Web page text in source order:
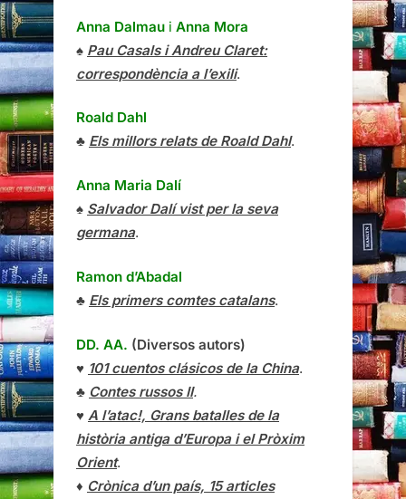
Anna Dalmau i Anna Mora
♠ Pau Casals i Andreu Claret:
correspondència a l’exili.
Roald Dahl
♣ Els millors relats de Roald Dahl.
Anna Maria Dalí
♠ Salvador Dalí vist per la seva
germana.
Ramon d’Abadal
♣ Els primers comtes catalans.
DD. AA. (Diversos autors)
♥ 101 cuentos clásicos de la China.
♣ Contes russos II.
♥ A l’atac!, Grans batalles de la
història antiga d’Europa i el Pròxim
Orient.
♦ Crònica d’un país, 15 articles